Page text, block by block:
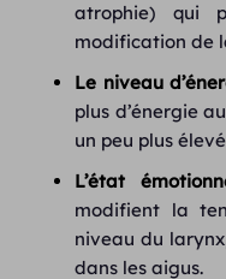
atrophie) qui
modification de
Le niveau
plus d’énergie
un peu plus
L’état
modifient la
niveau du
dans les aigus.